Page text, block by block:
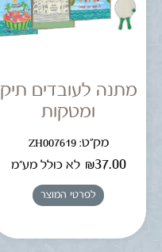
מתנה לעובדים תיק
ומטקות
מק"ט: ZH007619
₪37.00 לא כולל מע"מ
לפרטי המוצר